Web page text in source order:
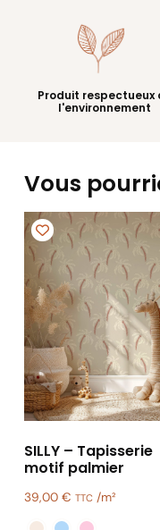
Produit respectueux
l'environnement
Vous
SILLY – Tapisserie
motif palmier
39,00 € TTC/m²